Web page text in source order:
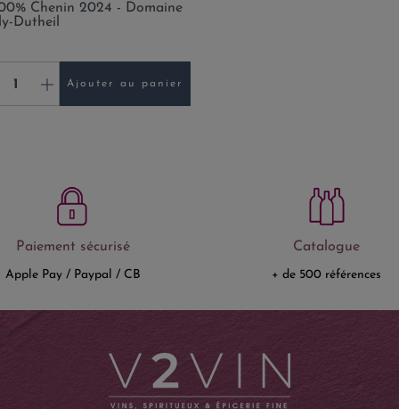
Chenin 2024 - Domaine
Dutheil
+ Ajouter au panier
Paiement sécurisé
Apple Pay / Paypal / CB
Catalogue
+ de 500 références